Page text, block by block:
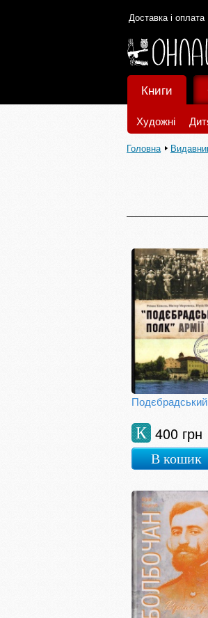
Доставка і оплата
Книги
Художні
Головна
400 грн
К
В кошик